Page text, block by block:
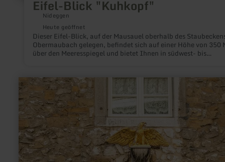
Eifel-Blick "Kuhkopf"
Nideggen
Heute geöffnet
Dieser Eifel-Blick, auf der Mausauel oberhalb des
Obermaubach gelegen, befindet sich auf einer Höhe von 350
über den Meeresspiegel und bietet Ihnen in südwest- bis
mehr
erfahren
zu:
Kupferhof
Adler-
Apotheke